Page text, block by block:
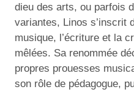
dieu des arts, ou parfois
variantes, Linos s’inscrit
musique, l’écriture et la
mêlées. Sa renommée
propres prouesses
son rôle de pédagogue,